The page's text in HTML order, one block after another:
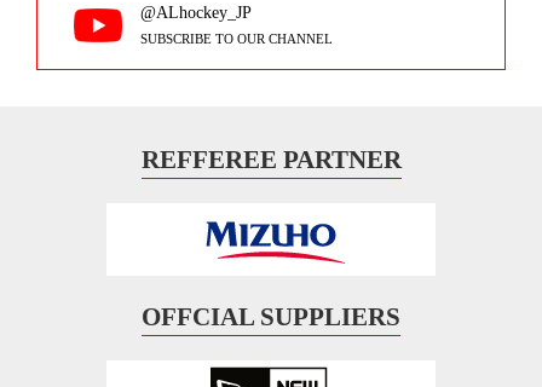
@ALhockey_JP
SUBSCRIBE TO OUR CHANNEL
REFFEREE PARTNER
OFFCIAL SUPPLIERS